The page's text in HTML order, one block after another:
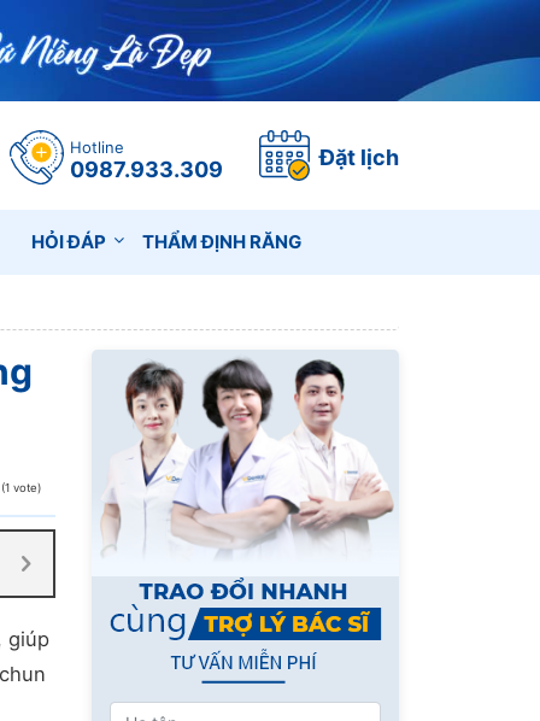
Hotline
0987.933.309 Đặt lịch
HỎI ĐÁP THẨM ĐỊNH RĂNG
vote)
giúp